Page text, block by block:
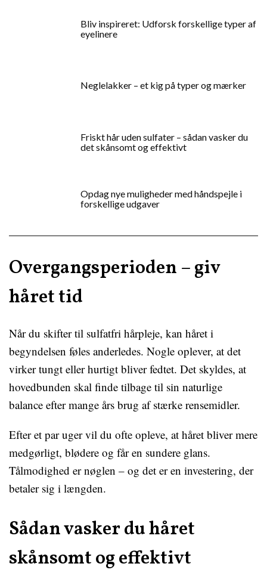
Bliv inspireret: Udforsk forskellige typer af
eyelinere
Neglelakker – et kig på typer og mærker
Friskt hår uden sulfater – sådan vasker du
det skånsomt og effektivt
Opdag nye muligheder med håndspejle i
forskellige udgaver
Overgangsperioden – giv
håret tid
Når du skifter til sulfatfri hårpleje, kan håret i
begyndelsen føles anderledes. Nogle oplever, at det
virker tungt eller hurtigt bliver fedtet. Det skyldes, at
hovedbunden skal finde tilbage til sin naturlige
balance efter mange års brug af stærke rensemidler.
Efter et par uger vil du ofte opleve, at håret bliver mere
medgørligt, blødere og får en sundere glans.
Tålmodighed er nøglen – og det er en investering, der
betaler sig i længden.
Sådan vasker du håret
skånsomt og effektivt